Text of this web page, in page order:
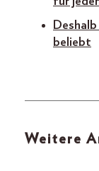
beliebt
Weitere